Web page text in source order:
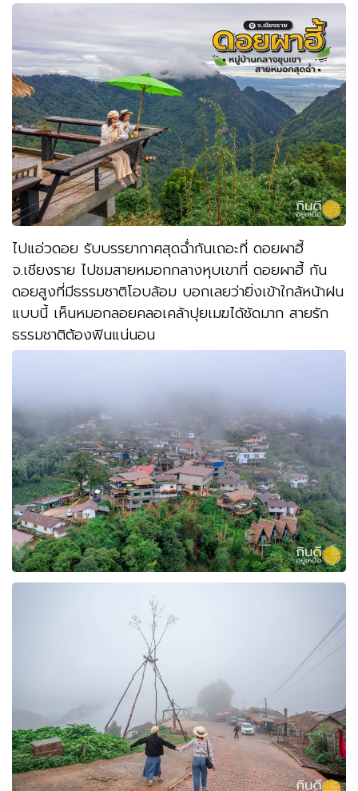
ไปแอ่วดอย รับบรรยากาศสุดฉ่ำกันเถอะที่ ดอยผาฮี้
จ.เชียงราย ไปชมสายหมอกกลางหุบเขาที่ ดอยผาฮี้ กัน
ดอยสูงที่มีธรรมชาติโอบล้อม บอกเลยว่ายิ่งเข้าใกล้หน้าฝน
แบบนี้ เห็นหมอกลอยคลอเคล้าปุยเมฆได้ชัดมาก สายรัก
ธรรมชาติต้องฟินแน่นอน